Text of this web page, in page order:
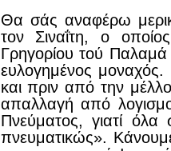
Θα σάς αναφέρω
τον Σιναΐτη, ο
Γρηγορίου τού
ευλογημένος μοναχός.
και πριν από την
απαλλαγή από
Πνεύματος, γιατί όλα
πνευματικώς».